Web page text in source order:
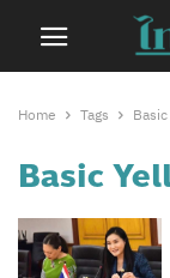
Home Tags
Basic